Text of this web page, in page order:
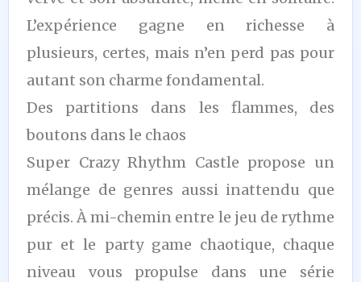
L’expérience gagne en richesse à
plusieurs, certes, mais n’en perd pas pour
autant son charme fondamental.
Des partitions dans les flammes, des
boutons dans le chaos
Super Crazy Rhythm Castle propose un
mélange de genres aussi inattendu que
précis. À mi-chemin entre le jeu de rythme
pur et le party game chaotique, chaque
niveau vous propulse dans une série